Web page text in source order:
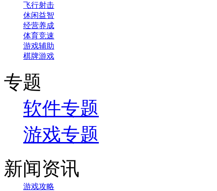
飞行射击
休闲益智
经营养成
体育竞速
游戏辅助
棋牌游戏
专题
软件专题
游戏专题
新闻资讯
游戏攻略